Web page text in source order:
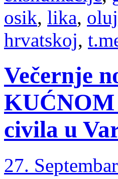
osik, lika,
hrvatskoj,
Večernje
KUĆNOM
civila u
27.